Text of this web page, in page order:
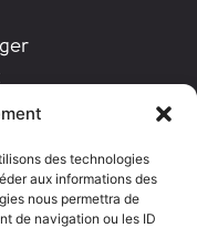
des technologies
aux informations des
nous permettra de
de navigation ou les ID